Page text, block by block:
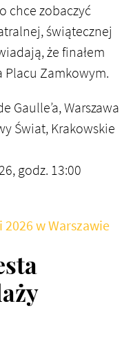
chce zobaczyć
świątecznej
że finałem
Zamkowym.
Gaulle’a, Warszawa
Świat, Krakowskie
godz. 13:00
2026 w Warszawie